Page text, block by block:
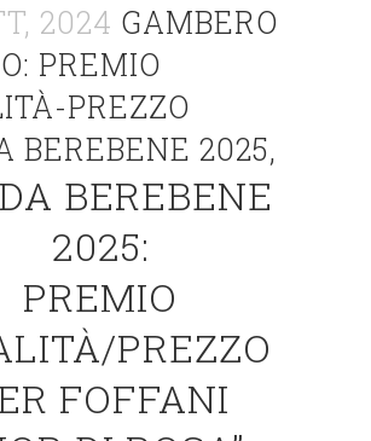
2024 GAMBERO
PREMIO
PREZZO
BEREBENE 2025,
BEREBENE
2025:
PREMIO
PREZZO
FOFFANI